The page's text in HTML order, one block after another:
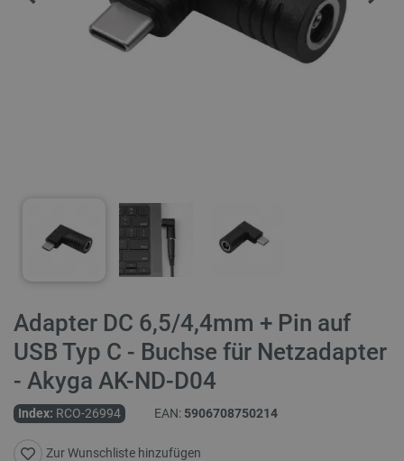
Adapter DC 6,5/4,4mm + Pin auf
USB Typ C - Buchse für Netzadapter
- Akyga AK-ND-D04
Index: RCO-26994 EAN: 5906708750214
Zur Wunschliste hinzufügen